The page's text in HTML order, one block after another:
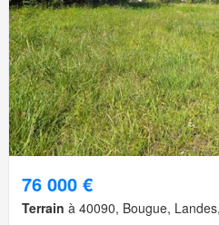
76 000 €
Terrain à 40090, Bougue,